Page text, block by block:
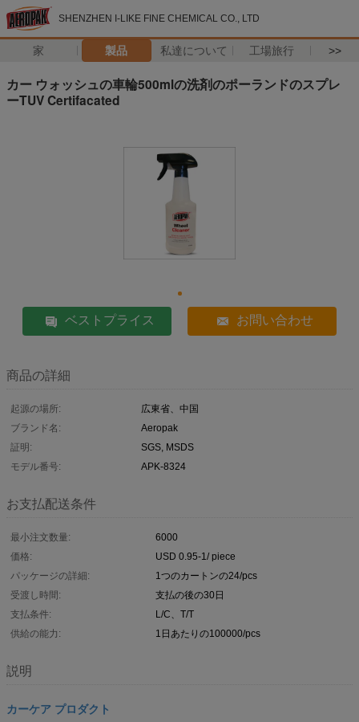
SHENZHEN I-LIKE FINE CHEMICAL CO., LTD
家 製品 私達について 工場旅行 >>
カー ウォッシュの車輪500mlの洗剤のポーランドのスプレ
ーTUV Certifacated
ベストプライス お問い合わせ
商品の詳細
起源の場所:
広東省、中国
ブランド名:
Aeropak
証明:
SGS, MSDS
モデル番号:
APK-8324
お支払配送条件
最小注文数量:
6000
価格:
USD 0.95-1/ piece
パッケージの詳細:
1つのカートンの24/pcs
受渡し時間:
支払の後の30日
支払条件:
L/C、T/T
供給の能力:
1日あたりの100000/pcs
説明
カーケア プロダクト